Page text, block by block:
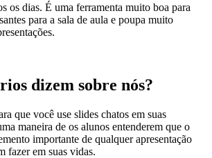
os dias. É uma ferramenta muito boa para
para a sala de aula e poupa muito
dizem sobre nós?
que você use slides chatos em suas
maneira de os alunos entenderem que o
importante de qualquer apresentação
fazer em suas vidas.